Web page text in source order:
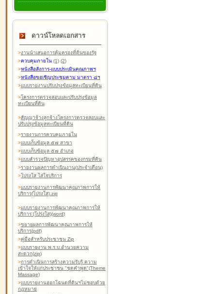
ดาวน์โหลดเอกสาร
>งานนำเสนอการคุ้มครองที่ดินของรัฐ
>ควบคุมภายใน (1) (2)
>หนังสือสังการ-แบบประเมินคุณภาพฯ
>หนังสือขอเชิญประชุมตาม มาตรา ๘ฯ
>แบบรายงานปรับปรุงข้อมูลทะเบียนที่ดิน
>โครงการตรวจสอบและปรับปรุงข้อมูล
ทะเบียนที่ดิน
>สัญญาจ้างลูกจ้างโครงการตรวจสอบและ
ปรับปรุงข้อมูลทะเบียนที่ดิน
>รายงานการควบคุมภายใน
>แบบเก็บข้อมูล ๕๗ สาขา
>แบบเก็บข้อมูล ๕๗ อำเภอ
>แบบสำรวจปัญหาอุปสรรคของกรมที่ดิน
>รายงานผลการดำเนินงาน(ประจำเดือน)
>โปร่งใส ใส่ใจบริการ
>แบบรายงานการพัฒนาคุณภาพการให้
บริการ(โปร่งใส).zip
>แบบรายงานการพัฒนาคุณภาพการให้
บริการ (โปร่งใส)(word)
>ขยายผลการพัฒนาคุณภาพการให้
บริการ(pdf)
>คู่มือสำหรับประชาชน Zip
>แบบรายงาน พ.ร.บ.อำนวยความ
สะดวก(zip)
>การดำเนินการสร้างความรับรู้ ความ
เข้าใจให้แก่ประชาชน "ชุดคำพูด"(Theme
Massage)
>แบบรายงานออกโฉนดที่ดินฯไม่ชอบด้วย
กฎหมาย